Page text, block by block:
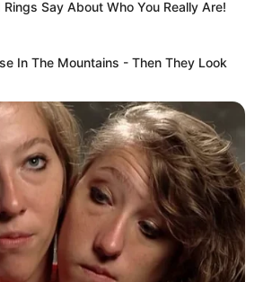
Say About Who You Really Are!
In The Mountains - Then They Look